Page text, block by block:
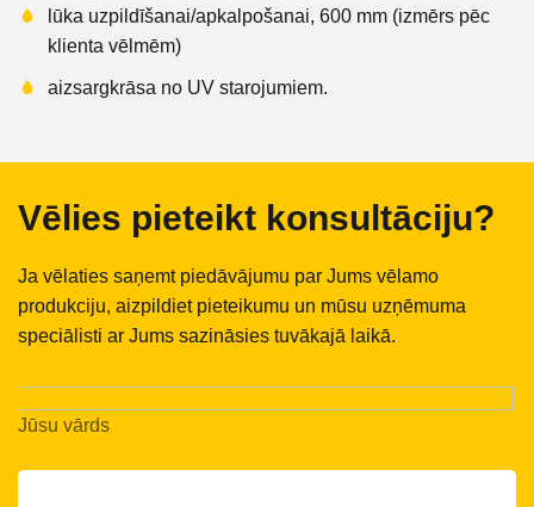
lūka uzpildīšanai/apkalpošanai, 600 mm (izmērs pēc
klienta vēlmēm)
aizsargkrāsa no UV starojumiem.
Vēlies pieteikt konsultāciju?
Ja vēlaties saņemt piedāvājumu par Jums vēlamo
produkciju, aizpildiet pieteikumu un mūsu uzņēmuma
speciālisti ar Jums sazināsies tuvākajā laikā.
Jūsu vārds